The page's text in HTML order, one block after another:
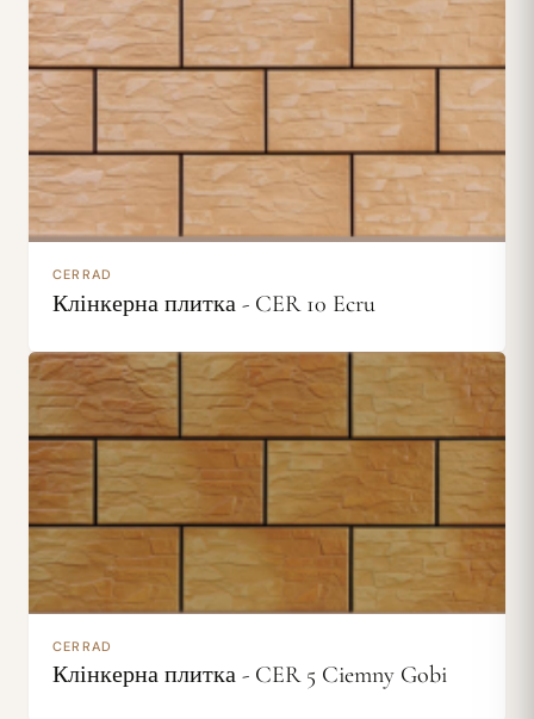
CERRAD
Клінкерна плитка - CER 10 Ecru
CERRAD
Клінкерна плитка - CER 5 Ciemny Gobi